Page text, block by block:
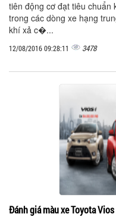
tiên động cơ đạt tiêu chuẩn
trong các dòng xe hạng
khí xả c�...
12/08/2016 09:28:11 3478
Đánh giá màu xe Toyota